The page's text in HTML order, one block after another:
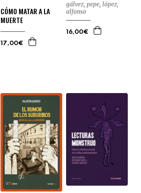
CÓMO MATAR A LA
MUERTE
17,00€
gálvez, pepe, lópez,
alfonso
16,00€